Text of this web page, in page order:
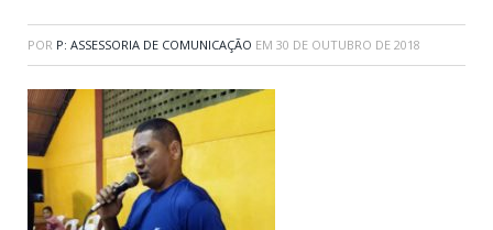
POR P: ASSESSORIA DE COMUNICAÇÃO EM 30 DE OUTUBRO DE 2018